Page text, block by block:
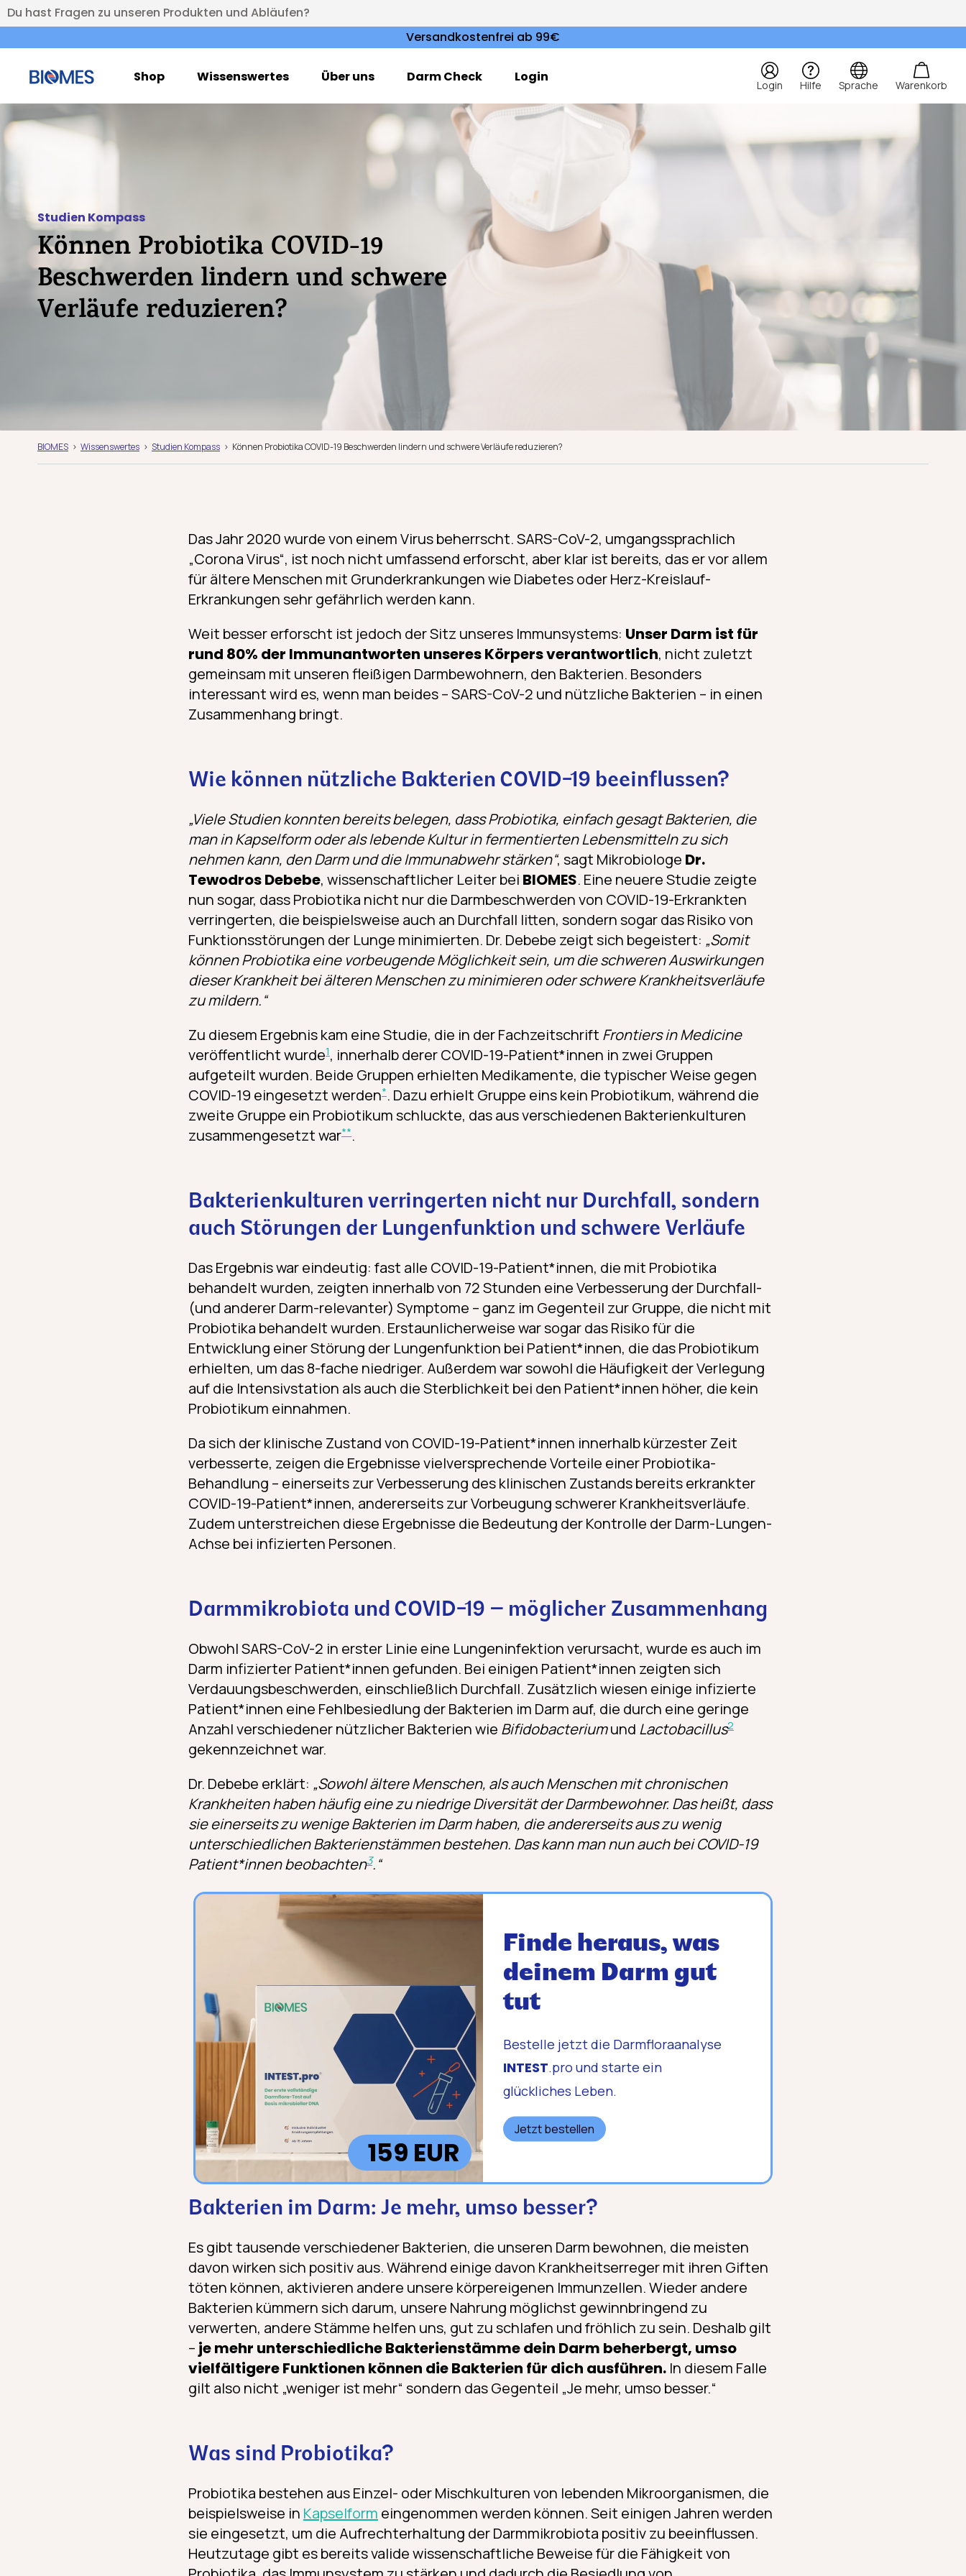
Du hast Fragen zu unseren Produkten und Abläufen?
Versandkostenfrei ab 99€
Shop Wissenswertes Über uns Darm Check Login
Login Hilfe Sprache Warenkorb
Studien Kompass
Können Probiotika COVID-19
Beschwerden lindern und schwere
Verläufe reduzieren?
BIOMES Wissenswertes Studien Kompass Können Probiotika COVID-19 Beschwerden lindern und schwere Verläufe reduzieren?
Das Jahr 2020 wurde von einem Virus beherrscht. SARS-CoV-2, umgangssprachlich
„Corona Virus“, ist noch nicht umfassend erforscht, aber klar ist bereits, das er vor allem
für ältere Menschen mit Grunderkrankungen wie Diabetes oder Herz-Kreislauf-
Erkrankungen sehr gefährlich werden kann.
Weit besser erforscht ist jedoch der Sitz unseres Immunsystems: Unser Darm ist für
rund 80% der Immunantworten unseres Körpers verantwortlich, nicht zuletzt
gemeinsam mit unseren fleißigen Darmbewohnern, den Bakterien. Besonders
interessant wird es, wenn man beides – SARS-CoV-2 und nützliche Bakterien – in einen
Zusammenhang bringt.
Wie können nützliche Bakterien COVID-19 beeinflussen?
„Viele Studien konnten bereits belegen, dass Probiotika, einfach gesagt Bakterien, die
man in Kapselform oder als lebende Kultur in fermentierten Lebensmitteln zu sich
nehmen kann, den Darm und die Immunabwehr stärken“, sagt Mikrobiologe Dr.
Tewodros Debebe, wissenschaftlicher Leiter bei BIOMES. Eine neuere Studie zeigte
nun sogar, dass Probiotika nicht nur die Darmbeschwerden von COVID-19-Erkrankten
verringerten, die beispielsweise auch an Durchfall litten, sondern sogar das Risiko von
Funktionsstörungen der Lunge minimierten. Dr. Debebe zeigt sich begeistert: „Somit
können Probiotika eine vorbeugende Möglichkeit sein, um die schweren Auswirkungen
dieser Krankheit bei älteren Menschen zu minimieren oder schwere Krankheitsverläufe
zu mildern.“
Zu diesem Ergebnis kam eine Studie, die in der Fachzeitschrift Frontiers in Medicine
veröffentlicht wurde1, innerhalb derer COVID-19-Patient*innen in zwei Gruppen
aufgeteilt wurden. Beide Gruppen erhielten Medikamente, die typischer Weise gegen
COVID-19 eingesetzt werden*. Dazu erhielt Gruppe eins kein Probiotikum, während die
zweite Gruppe ein Probiotikum schluckte, das aus verschiedenen Bakterien­kulturen
zusammengesetzt war**.
Bakterien­kulturen verringerten nicht nur Durchfall, sondern
auch Störungen der Lungenfunktion und schwere Verläufe
Das Ergebnis war eindeutig: fast alle COVID-19-Patient*innen, die mit Probiotika
behandelt wurden, zeigten innerhalb von 72 Stunden eine Verbesserung der Durchfall-
(und anderer Darm-relevanter) Symptome – ganz im Gegenteil zur Gruppe, die nicht mit
Probiotika behandelt wurden. Erstaunlicherweise war sogar das Risiko für die
Entwicklung einer Störung der Lungenfunktion bei Patient*innen, die das Probiotikum
erhielten, um das 8-fache niedriger. Außerdem war sowohl die Häufigkeit der Verlegung
auf die Intensivstation als auch die Sterblichkeit bei den Patient*innen höher, die kein
Probiotikum einnahmen.
Da sich der klinische Zustand von COVID-19-Patient*innen innerhalb kürzester Zeit
verbesserte, zeigen die Ergebnisse vielversprechende Vorteile einer Probiotika-
Behandlung – einerseits zur Verbesserung des klinischen Zustands bereits erkrankter
COVID-19-Patient*innen, andererseits zur Vorbeugung schwerer Krankheitsverläufe.
Zudem unterstreichen diese Ergebnisse die Bedeutung der Kontrolle der Darm-Lungen-
Achse bei infizierten Personen.
Darmmikrobiota und COVID-19 – möglicher Zusammenhang
Obwohl SARS-CoV-2 in erster Linie eine Lungeninfektion verursacht, wurde es auch im
Darm infizierter Patient*innen gefunden. Bei einigen Patient*innen zeigten sich
Verdauungsbeschwerden, einschließlich Durchfall. Zusätzlich wiesen einige infizierte
Patient*innen eine Fehlbesiedlung der Bakterien im Darm auf, die durch eine geringe
Anzahl verschiedener nützlicher Bakterien wie Bifidobacteriumund Lactobacillus2
gekennzeichnet war.
Dr. Debebe erklärt: „Sowohl ältere Menschen, als auch Menschen mit chronischen
Krankheiten haben häufig eine zu niedrige Diversität der Darmbewohner. Das heißt, dass
sie einerseits zu wenige Bakterien im Darm haben, die andererseits aus zu wenig
unterschiedlichen Bakterienstämmen bestehen. Das kann man nun auch bei COVID-19
Patient*innen beobachten3.“
159 EUR
Finde heraus, was
deinem Darm gut
tut
Bestelle jetzt die Darmfloraanalyse
INTEST.pro und starte ein
glückliches Leben.
Jetzt bestellen
Bakterien im Darm: Je mehr, umso besser?
Es gibt tausende verschiedener Bakterien, die unseren Darm bewohnen, die meisten
davon wirken sich positiv aus. Während einige davon Krankheitserreger mit ihren Giften
töten können, aktivieren andere unsere körpereigenen Immunzellen. Wieder andere
Bakterien kümmern sich darum, unsere Nahrung möglichst gewinnbringend zu
verwerten, andere Stämme helfen uns, gut zu schlafen und fröhlich zu sein. Deshalb gilt
– je mehr unterschiedliche Bakterienstämme dein Darm beherbergt, umso
vielfältigere Funktionen können die Bakterien für dich ausführen. In diesem Falle
gilt also nicht „weniger ist mehr“ sondern das Gegenteil „Je mehr, umso besser.“
Was sind Probiotika?
Probiotika bestehen aus Einzel- oder Mischkulturen von lebenden Mikroorganismen, die
beispielsweise in Kapselform eingenommen werden können. Seit einigen Jahren werden
sie eingesetzt, um die Aufrechterhaltung der Darmmikrobiota positiv zu beeinflussen.
Heutzutage gibt es bereits valide wissenschaftliche Beweise für die Fähigkeit von